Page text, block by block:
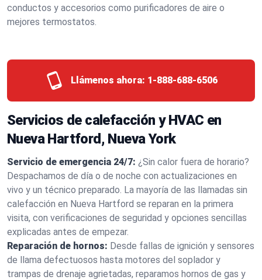
conductos y accesorios como purificadores de aire o
mejores termostatos.
Llámenos ahora: 1-888-688-6506
Servicios de calefacción y HVAC en
Nueva Hartford, Nueva York
Servicio de emergencia 24/7: ¿Sin calor fuera de horario?
Despachamos de día o de noche con actualizaciones en
vivo y un técnico preparado. La mayoría de las llamadas sin
calefacción en Nueva Hartford se reparan en la primera
visita, con verificaciones de seguridad y opciones sencillas
explicadas antes de empezar.
Reparación de hornos: Desde fallas de ignición y sensores
de llama defectuosos hasta motores del soplador y
trampas de drenaje agrietadas, reparamos hornos de gas y